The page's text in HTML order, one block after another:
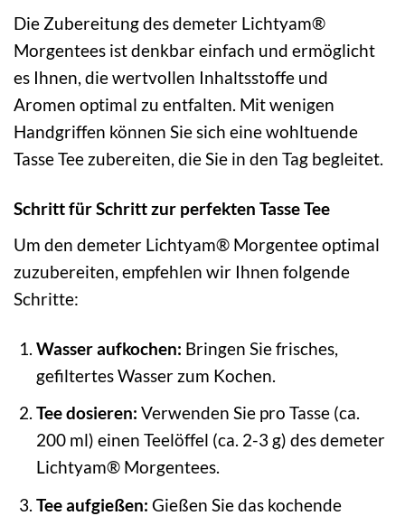
Die Zubereitung des demeter Lichtyam®
Morgentees ist denkbar einfach und ermöglicht
es Ihnen, die wertvollen Inhaltsstoffe und
Aromen optimal zu entfalten. Mit wenigen
Handgriffen können Sie sich eine wohltuende
Tasse Tee zubereiten, die Sie in den Tag begleitet.
Schritt für Schritt zur perfekten Tasse Tee
Um den demeter Lichtyam® Morgentee optimal
zuzubereiten, empfehlen wir Ihnen folgende
Schritte:
Wasser aufkochen: Bringen Sie frisches,
gefiltertes Wasser zum Kochen.
Tee dosieren: Verwenden Sie pro Tasse (ca.
200 ml) einen Teelöffel (ca. 2-3 g) des demeter
Lichtyam® Morgentees.
Tee aufgießen: Gießen Sie das kochende